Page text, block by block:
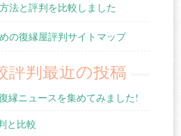
法と評判を比較しました
の復縁屋評判サイトマップ
評判最近の投稿
縁ニュースを集めてみました!
と比較